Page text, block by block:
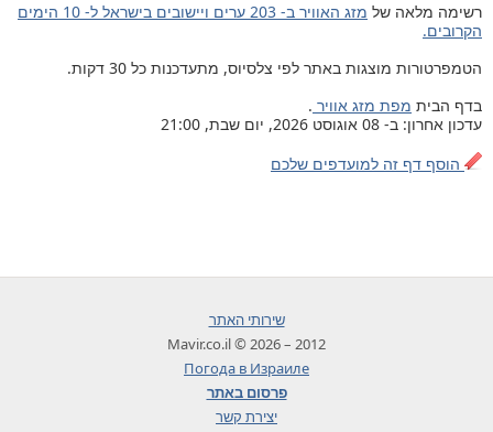
רשימה מלאה של
מזג האוויר ב- 203 ערים ויישובים בישראל ל- 10 הימים
הקרובים.
הטמפרטורות מוצגות באתר לפי צלסיוס, מתעדכנות כל 30 דקות.
בדף הבית מפת מזג אוויר .
עדכון אחרון: ב- 08 אוגוסט 2026, יום שבת, 21:00
הוסף דף זה למועדפים שלכם
שירותי האתר
2012 – 2026 © Mavir.co.il
Погода в Израиле
פרסום באתר
יצירת קשר